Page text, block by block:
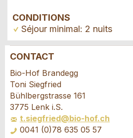
CONDITIONS
Séjour minimal: 2 nuits
Annonces
Vos commentaires sont
Commentaires généraux
Cette annonce n'est plus
Recommander
Recommandez cette annonce
CONTACT
Bio-Hof Brandegg
Toni Siegfried
Bühlbergstrasse 161
3775 Lenk i.S.
t.siegfried@bio-hof.ch
0041 (0)78 635 05 57